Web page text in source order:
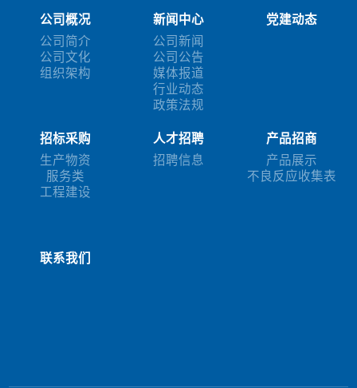
公司概况
公司简介
公司文化
组织架构
新闻中心
公司新闻
公司公告
媒体报道
行业动态
政策法规
党建动态
招标采购
生产物资
服务类
工程建设
人才招聘
招聘信息
产品招商
产品展示
不良反应收集表
联系我们